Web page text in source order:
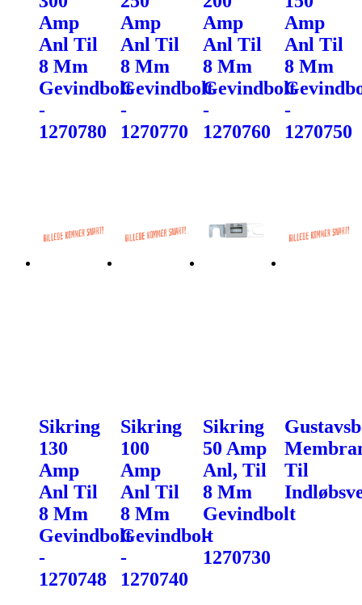
Amp
Anl Til
8 Mm
Gevindbolt
-
1270780
Amp
Anl Til
8 Mm
Gevindbolt
-
1270770
Amp
Anl Til
8 Mm
Gevindbolt
-
1270760
Amp
Anl Til
8 Mm
-
1270750
Sikring
130
Amp
Anl Til
8 Mm
Gevindbolt
-
1270748
Sikring
100
Amp
Anl Til
8 Mm
Gevindbolt
-
1270740
Sikring
50 Amp
Anl, Til
8 Mm
Gevindbolt
-
1270730
Til